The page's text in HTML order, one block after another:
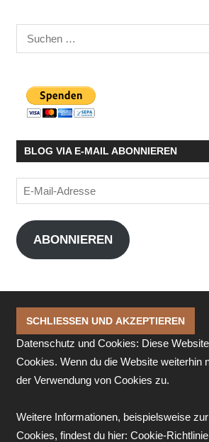
Suchen
nach:
BLOG VIA E-MAIL ABONNIEREN
E-
Mail-
Adresse
ABONNIEREN
Datenschutz und Cookies: Diese
Cookies. Wenn du die Website weiterhin
der Verwendung von Cookies zu.
Weitere Informationen, beispielsweise
Cookies, findest du hier: Cookie-Richtlinie